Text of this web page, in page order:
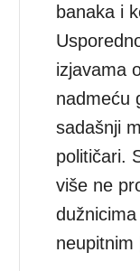
banaka i
izjavama
nadmeću
sadašnji
političari.
više ne